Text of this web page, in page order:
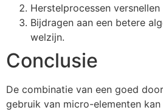
Herstelprocessen
Bijdragen aan een betere
welzijn.
Conclusie
De combinatie van een goed
gebruik van micro-elementen